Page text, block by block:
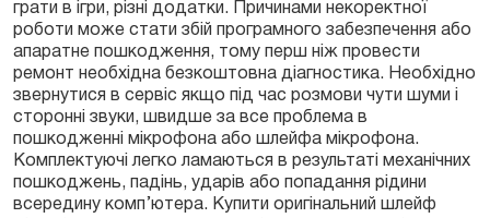
грати в ігри, різні додатки. Причинами некоректної
роботи може стати збій програмного забезпечення або
апаратне пошкодження, тому перш ніж провести
ремонт необхідна безкоштовна діагностика. Необхідно
звернутися в сервіс якщо під час розмови чути шуми і
сторонні звуки, швидше за все проблема в
пошкодженні мікрофона або шлейфа мікрофона.
Комплектуючі легко ламаються в результаті механічних
пошкоджень, падінь, ударів або попадання рідини
всередину комп’ютера. Купити оригінальний шлейф